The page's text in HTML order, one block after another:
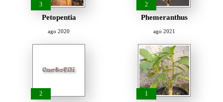
3
Petopentia
ago 2020
2
Phemeranthus
ago 2021
2 1